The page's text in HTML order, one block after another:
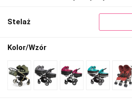
Stelaż
Kolor/Wzór